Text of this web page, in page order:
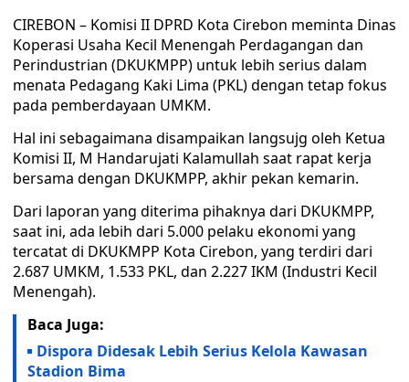
CIREBON – Komisi II DPRD Kota Cirebon meminta Dinas
Koperasi Usaha Kecil Menengah Perdagangan dan
Perindustrian (DKUKMPP) untuk lebih serius dalam
menata Pedagang Kaki Lima (PKL) dengan tetap fokus
pada pemberdayaan UMKM.
Hal ini sebagaimana disampaikan langsujg oleh Ketua
Komisi II, M Handarujati Kalamullah saat rapat kerja
bersama dengan DKUKMPP, akhir pekan kemarin.
Dari laporan yang diterima pihaknya dari DKUKMPP,
saat ini, ada lebih dari 5.000 pelaku ekonomi yang
tercatat di DKUKMPP Kota Cirebon, yang terdiri dari
2.687 UMKM, 1.533 PKL, dan 2.227 IKM (Industri Kecil
Menengah).
Baca Juga:
Dispora Didesak Lebih Serius Kelola Kawasan
Stadion Bima